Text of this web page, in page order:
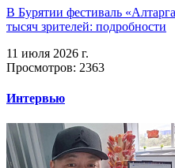
В Бурятии фестиваль
тысяч зрителей: подробности
11 июля 2026 г.
Просмотров: 2363
Интервью